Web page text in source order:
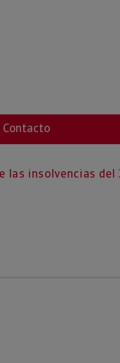
Contacto
las insolvencias del